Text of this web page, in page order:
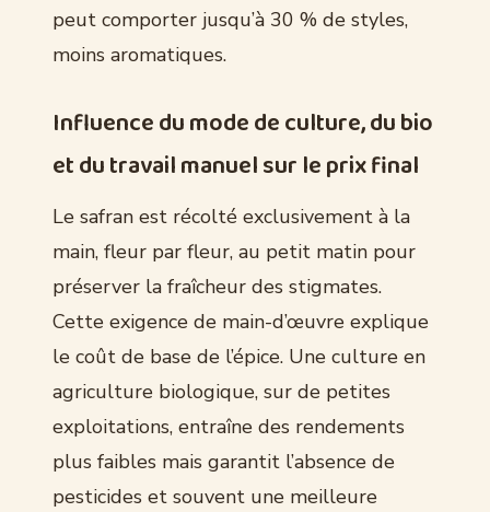
peut comporter jusqu’à 30 % de styles,
moins aromatiques.
Influence du mode de culture, du bio
et du travail manuel sur le prix final
Le safran est récolté exclusivement à la
main, fleur par fleur, au petit matin pour
préserver la fraîcheur des stigmates.
Cette exigence de main-d’œuvre explique
le coût de base de l’épice. Une culture en
agriculture biologique, sur de petites
exploitations, entraîne des rendements
plus faibles mais garantit l’absence de
pesticides et souvent une meilleure